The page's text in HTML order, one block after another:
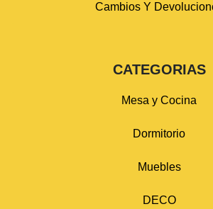
Cambios Y
CATEGORIAS
Mesa y Cocina
Dormitorio
Muebles
DECO